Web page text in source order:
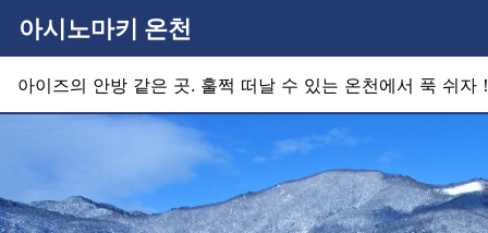
아시노마키 온천
아이즈의 안방 같은 곳. 훌쩍 떠날 수 있는 온천에서 푹 쉬자！